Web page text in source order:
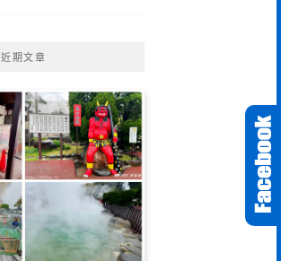
近期文章